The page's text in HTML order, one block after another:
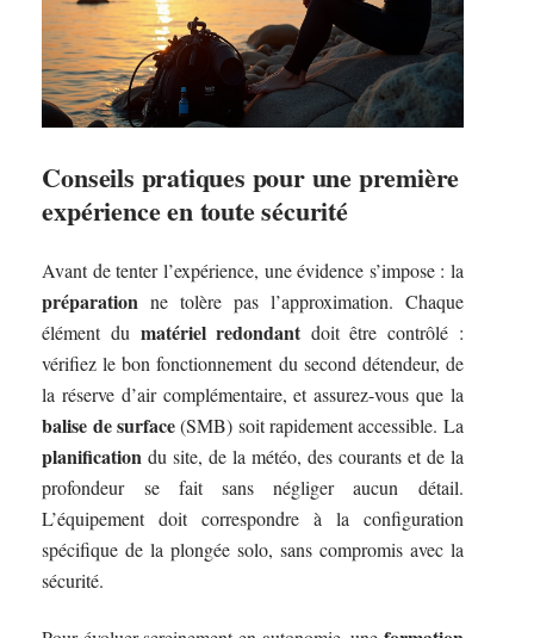
Conseils pratiques pour une première
expérience en toute sécurité
Avant de tenter l’expérience, une évidence s’impose : la
préparation ne tolère pas l’approximation. Chaque
élément du matériel redondant doit être contrôlé :
vérifiez le bon fonctionnement du second détendeur, de
la réserve d’air complémentaire, et assurez-vous que la
balise de surface(SMB) soit rapidement accessible. La
planification du site, de la météo, des courants et de la
profondeur se fait sans négliger aucun détail.
L’équipement doit correspondre à la configuration
spécifique de la plongée solo, sans compromis avec la
sécurité.